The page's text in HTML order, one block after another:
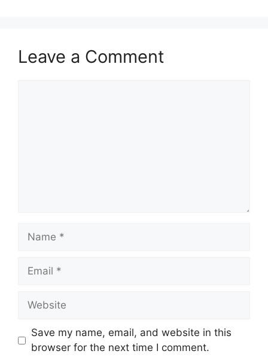
Leave a Comment
Name
Email
Website
Save my name, email, and website in this
browser for the next time I comment.